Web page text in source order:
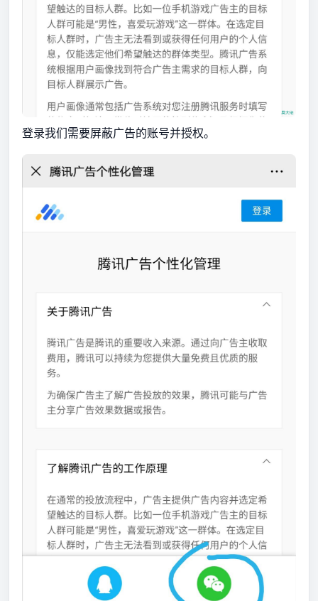
登录我们需要屏蔽广告的账号并授权。